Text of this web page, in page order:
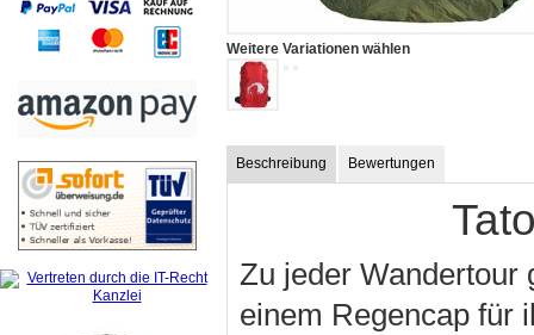
Weitere Variationen wählen
Beschreibung Bewertungen
Zu jeder Wandertour
einem Regencap für